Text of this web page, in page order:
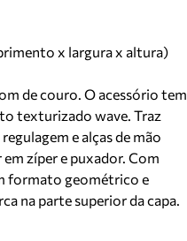
x largura x altura)
de couro. O acessório tem
texturizado wave. Traz
e alças de mão
zíper e puxador. Com
formato geométrico e
na parte superior da capa.